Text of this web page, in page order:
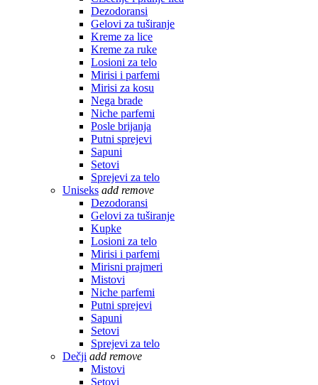
Dezodoransi
Gelovi za tuširanje
Kreme za lice
Kreme za ruke
Losioni za telo
Mirisi i parfemi
Mirisi za kosu
Nega brade
Niche parfemi
Posle brijanja
Putni sprejevi
Sapuni
Setovi
Sprejevi za telo
Uniseks add remove
Dezodoransi
Gelovi za tuširanje
Kupke
Losioni za telo
Mirisi i parfemi
Mirisni prajmeri
Mistovi
Niche parfemi
Putni sprejevi
Sapuni
Setovi
Sprejevi za telo
Dečji add remove
Mistovi
Setovi